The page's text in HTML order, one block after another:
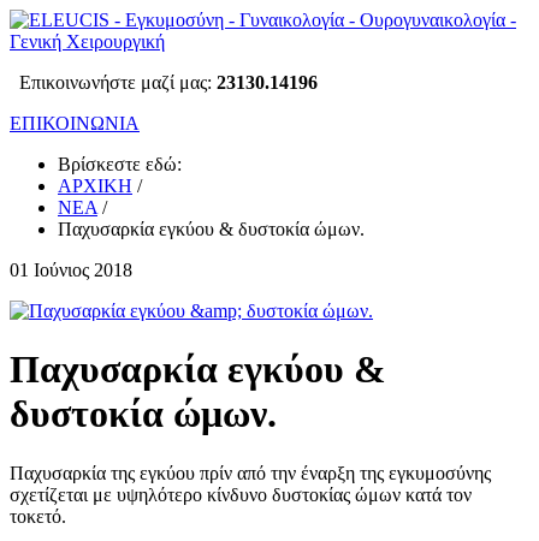
Επικοινωνήστε μαζί μας: 23130.14196
ΕΠΙΚΟΙΝΩΝΙΑ
Βρίσκεστε εδώ:
ΑΡΧΙΚΗ /
ΝΕΑ /
Παχυσαρκία εγκύου & δυστοκία ώμων.
01 Ιούνιος 2018
Παχυσαρκία εγκύου &
δυστοκία ώμων.
Παχυσαρκία της εγκύου πρίν από την έναρξη της εγκυμοσύνης
σχετίζεται με υψηλότερο κίνδυνο δυστοκίας ώμων κατά τον
τοκετό.